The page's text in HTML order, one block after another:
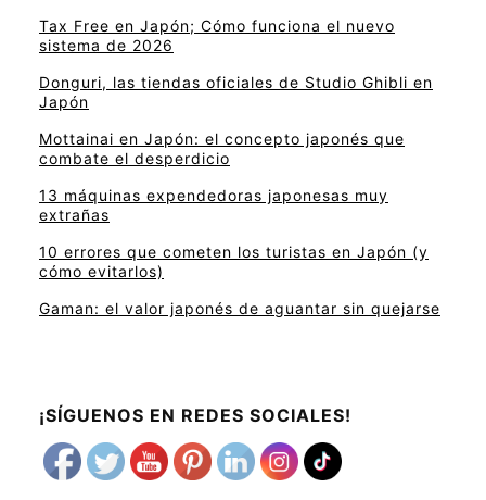
Tax Free en Japón; Cómo funciona el nuevo
sistema de 2026
Donguri, las tiendas oficiales de Studio Ghibli en
Japón
Mottainai en Japón: el concepto japonés que
combate el desperdicio
13 máquinas expendedoras japonesas muy
extrañas
10 errores que cometen los turistas en Japón (y
cómo evitarlos)
Gaman: el valor japonés de aguantar sin quejarse
¡SÍGUENOS EN REDES SOCIALES!